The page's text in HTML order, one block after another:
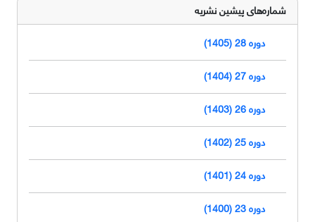
شماره‌های پیشین نشریه
دوره 28 (1405)
دوره 27 (1404)
دوره 26 (1403)
دوره 25 (1402)
دوره 24 (1401)
دوره 23 (1400)